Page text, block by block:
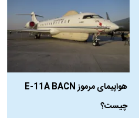
هواپیمای مرموز E-11A BACN
چیست؟